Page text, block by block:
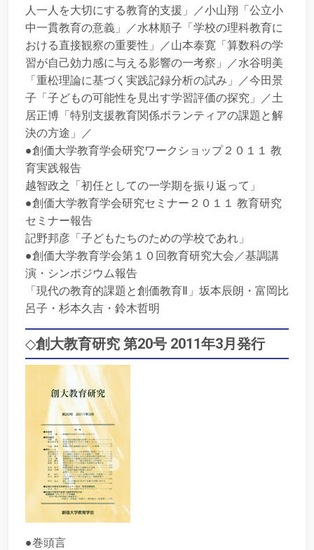
人一人を大切にする教育的支援」／小山翔「公立小
中一貫教育の意義」／水林順子「学校の理科教育に
おける直接観察の重要性」／山本泰寛「算数科の学
習が自己効力感に与える影響の一考察」／水谷明美
「重松理論に基づく実践記録分析の試み」／今田景
子「子どもの可能性を見出す学習評価の探究」／土
居正博「特別支援教育関係ボランティアの課題と解
決の方途」／
●創価大学教育学会研究ワークショップ２０１１ 教
育実践報告
越智政之「初任としての一学期を振り返って」
●創価大学教育学会研究セミナー２０１１ 教育研究
セミナー報告
記野邦彦「子どもたちのための学校であれ」
●創価大学教育学会第１０回教育研究大会／基調講
演・シンポジウム報告
「現代の教育的課題と創価教育Ⅱ」坂本辰朗・富岡比
呂子・杉本久吉・鈴木哲明
◇創大教育研究 第20号 2011年3月発行
●巻頭言